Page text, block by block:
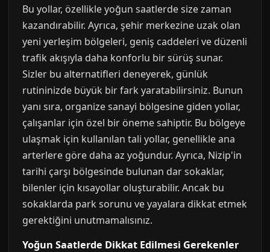
Bu yollar, özellikle yoğun saatlerde size zaman
kazandırabilir. Ayrıca, şehir merkezine uzak olan
yeni yerleşim bölgeleri, geniş caddeleri ve düzenli
trafik akışıyla daha konforlu bir sürüş sunar.
Sizler bu alternatifleri deneyerek, günlük
rutininizde büyük bir fark yaratabilirsiniz. Bunun
yanı sıra, organize sanayi bölgesine giden yollar,
çalışanlar için özel bir öneme sahiptir. Bu bölgeye
ulaşmak için kullanılan tali yollar, genellikle ana
arterlere göre daha az yoğundur. Ayrıca, Nizip'in
tarihi çarşı bölgesinde bulunan dar sokaklar,
bilenler için kısayollar oluşturabilir. Ancak bu
sokaklarda park sorunu ve yayalara dikkat etmek
gerektiğini unutmamalısınız.
Yoğun Saatlerde Dikkat Edilmesi Gerekenler